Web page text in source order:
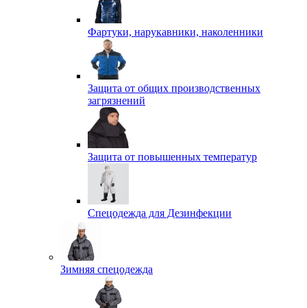
Фартуки, нарукавники, наколенники
Защита от общих производственных
загрязнений
Защита от повышенных температур
Спецодежда для Дезинфекции
Зимняя спецодежда